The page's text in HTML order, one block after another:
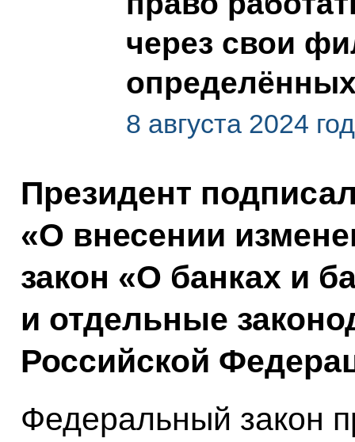
через свои
8 августа 2024
Президент
«О внесении
закон «О банках и
и отдельные
Российской
Федеральный закон